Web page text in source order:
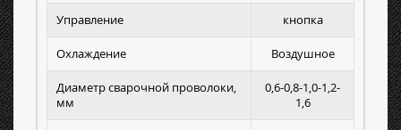
Управление кнопка
Охлаждение Воздушное
Диаметр сварочной проволоки,
мм
0,6-0,8-1,0-1,2-
1,6